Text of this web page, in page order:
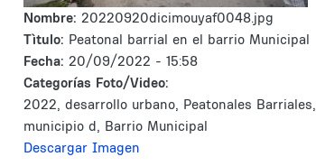
Nombre: 20220920dicimouyaf0048.jpg
Tìtulo: Peatonal barrial en el barrio Municipal
Fecha: 20/09/2022 - 15:58
Categorías Foto/Video:
2022, desarrollo urbano, Peatonales Barriales,
municipio d, Barrio Municipal
Descargar Imagen